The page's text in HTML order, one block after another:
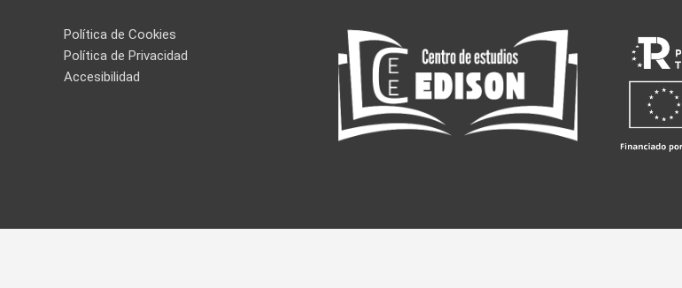
Política de Cookies
Política de Privacidad
Accesibilidad